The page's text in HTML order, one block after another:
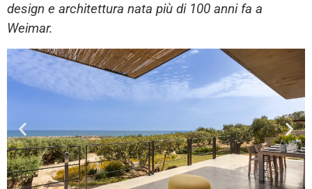
design e architettura nata più di 100 anni fa a
Weimar.